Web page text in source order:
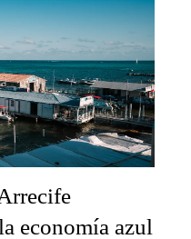
economía azul